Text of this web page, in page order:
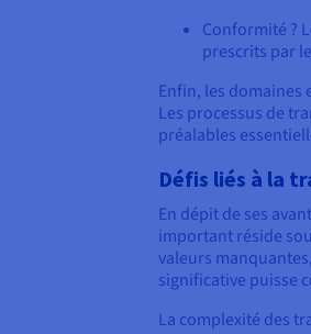
Conformité ?
prescrits par
Enfin, les
Les processus de
préalables
Défis liés à la
En dépit de ses
important réside
valeurs
significative puisse
La complexité des